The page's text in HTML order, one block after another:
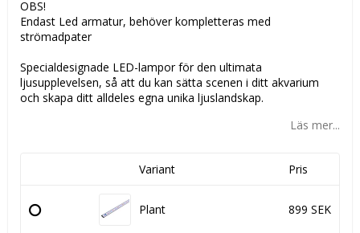
OBS!
Endast Led armatur, behöver kompletteras med
strömadpater
Specialdesignade LED-lampor för den ultimata
ljusupplevelsen, så att du kan sätta scenen i ditt akvarium
och skapa ditt alldeles egna unika ljuslandskap.
Läs mer...
Variant Pris
Plant 899 SEK